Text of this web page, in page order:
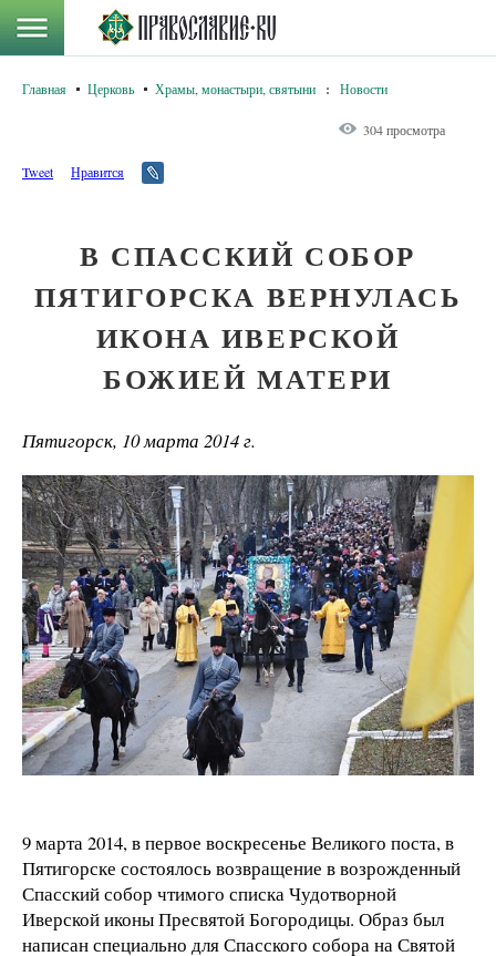
Главная Церковь Храмы, монастыри, святыни : Новости
304 просмотра
Tweet Нравится
В СПАССКИЙ СОБОР
ПЯТИГОРСКА ВЕРНУЛАСЬ
ИКОНА ИВЕРСКОЙ
БОЖИЕЙ МАТЕРИ
Пятигорск, 10 марта 2014 г.
9 марта 2014, в первое воскресенье Великого поста, в
Пятигорске состоялось возвращение в возрожденный
Спасский собор чтимого списка Чудотворной
Иверской иконы Пресвятой Богородицы. Образ был
написан специально для Спасского собора на Святой